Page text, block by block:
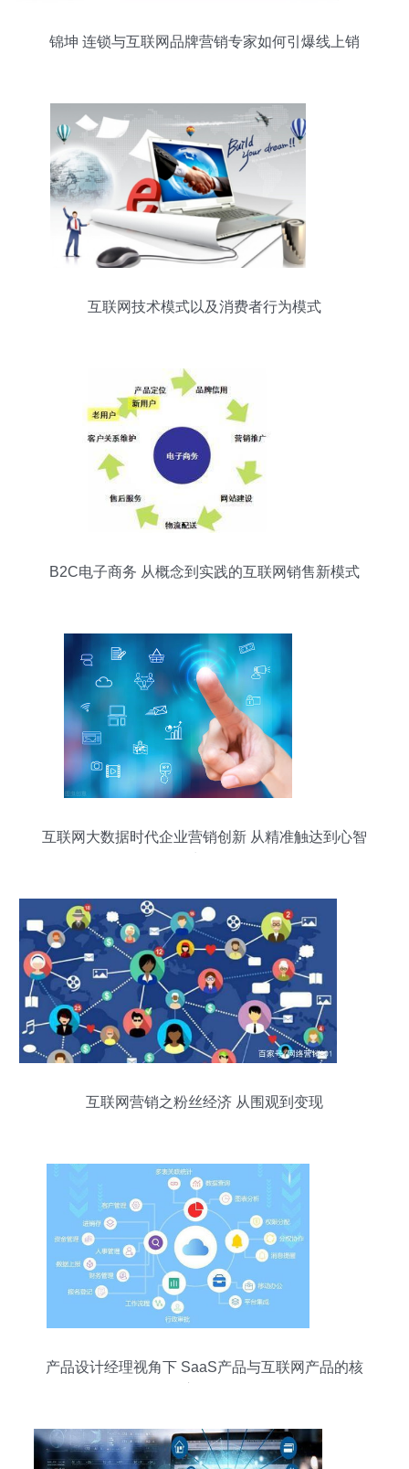
锦坤 连锁与互联网品牌营销专家如何引爆线上销
互联网技术模式以及消费者行为模式
B2C电子商务 从概念到实践的互联网销售新模式
互联网大数据时代企业营销创新 从精准触达到心智
互联网营销之粉丝经济 从围观到变现
产品设计经理视角下 SaaS产品与互联网产品的核